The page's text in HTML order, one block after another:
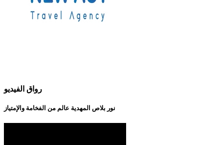
رواق الفيديو
نور بلاص المهدية عالم من الفخامة والإمتياز